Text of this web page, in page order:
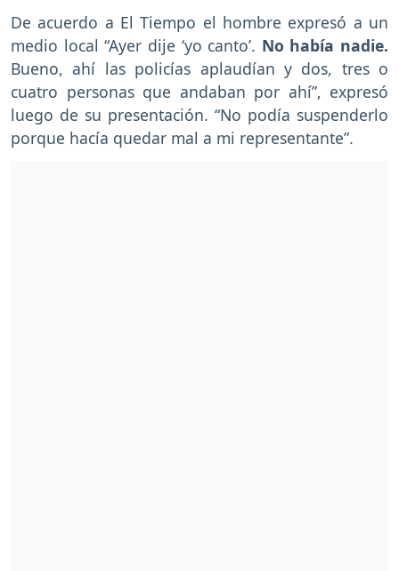
De acuerdo a El Tiempo el hombre expresó a un
medio local “Ayer dije ‘yo canto’. No había nadie.
Bueno, ahí las policías aplaudían y dos, tres o
cuatro personas que andaban por ahí”, expresó
luego de su presentación. “No podía suspenderlo
porque hacía quedar mal a mi representante”.